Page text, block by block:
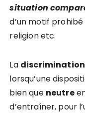
situation
d’un motif
religion etc.
La
lorsqu’une
bien que neutre
d’entraîner, pour